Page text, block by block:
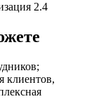
клиентов,